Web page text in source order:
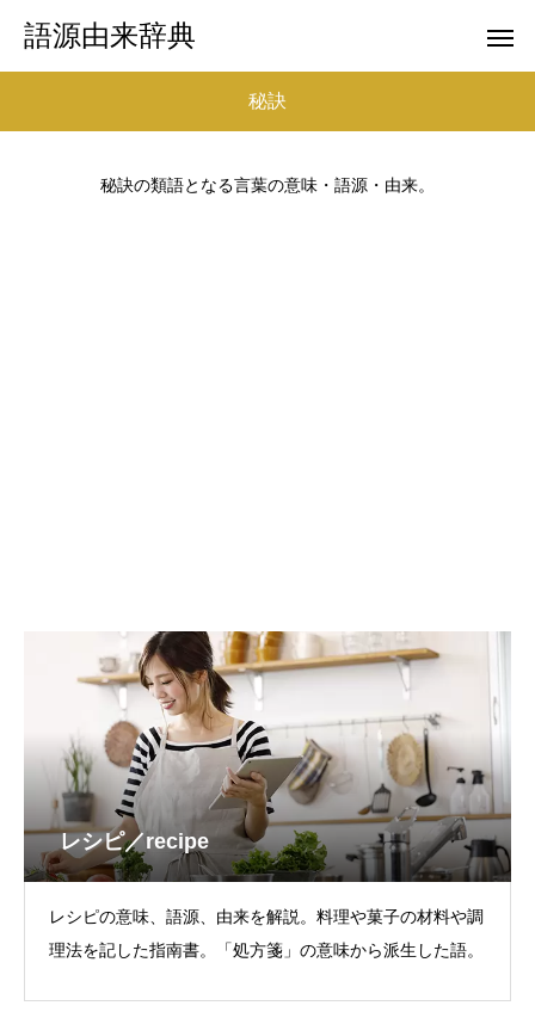
語源由来辞典
秘訣
秘訣の類語となる言葉の意味・語源・由来。
レシピ／recipe
レシピの意味、語源、由来を解説。料理や菓子の材料や調
理法を記した指南書。「処方箋」の意味から派生した語。